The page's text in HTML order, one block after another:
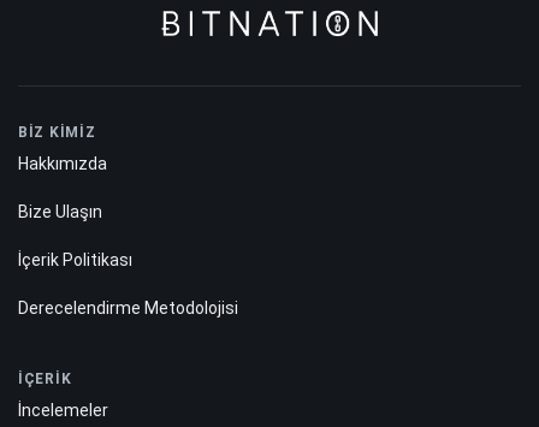
BİZ KİMİZ
Hakkımızda
Bize Ulaşın
İçerik Politikası
Derecelendirme Metodolojisi
İÇERİK
İncelemeler